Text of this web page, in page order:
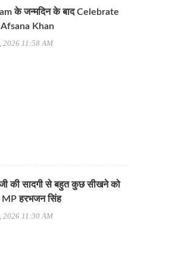
के जन्मदिन के बाद Celebrate
Khan
2026 11:58 AM
की सादगी से बहुत कुछ सीखने को
MP हरभजन सिंह
2026 11:30 AM